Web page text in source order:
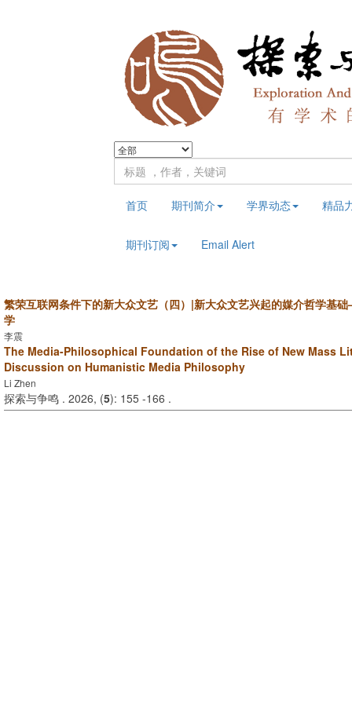
首页 期刊简介 学界动态 精品
期刊订阅 Email Alert
繁荣互联网条件下的新大众文艺（四）|新大众文艺兴起的媒介哲学基
学
李震
The Media-Philosophical Foundation of the Rise of New Mass
Discussion on Humanistic Media Philosophy
Li Zhen
探索与争鸣 . 2026, (5): 155 -166 .